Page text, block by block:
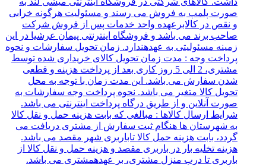
صورت پلمپ به فروش می رسند و مسئولیت هرگونه خرابی
و نقص در کالابرعهده واحد خدمات پس از فروش شرکت
صاحب برند می باشد و فروشگاه اینترنتی پیمان عرشیا در این
زمینه مسئولیتی به عهدهندارد. زمان تحویل سفارشات و نحوه
پرداخت وجه : مدت زمان تحویل کالای خریداری شده توسط
مشتری، 2 الی 5 روز کاری بعد از پرداخت هزینه و قطعی
شدن سفارش می باشد. این مدت زمان با توجه به محل
تحویل کالا متغیر می باشد. نحوه پرداخت وجه سفارشات به
صورت آنلاین و از طریق درگاه پرداخت اینترنتی می باشد.
شرایط ارسال کالاها : مبالغی که بابت هزینه حمل و نقل کالا
به شهرستان ها هنگام ثبت سفارش از مشتری دریافت می
گردد، بابت هزینه حمل کالا تاباربری شهر مقصد می باشد.
هزینه تخلیه بار در باربری مقصد و هزینه حمل و نقل کالا از
باربری تا درب منزل مشتری، بر عهدهمشتری می باشد.